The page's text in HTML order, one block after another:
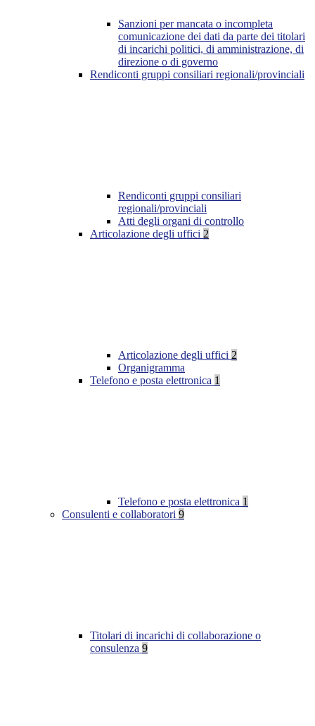
Sanzioni per mancata o incompleta
comunicazione dei dati da parte dei titolari
di incarichi politici, di amministrazione, di
direzione o di governo
Rendiconti gruppi consiliari regionali/provinciali
Rendiconti gruppi consiliari
regionali/provinciali
Atti degli organi di controllo
Articolazione degli uffici 2
Articolazione degli uffici 2
Organigramma
Telefono e posta elettronica 1
Telefono e posta elettronica 1
Consulenti e collaboratori 9
Titolari di incarichi di collaborazione o
consulenza 9